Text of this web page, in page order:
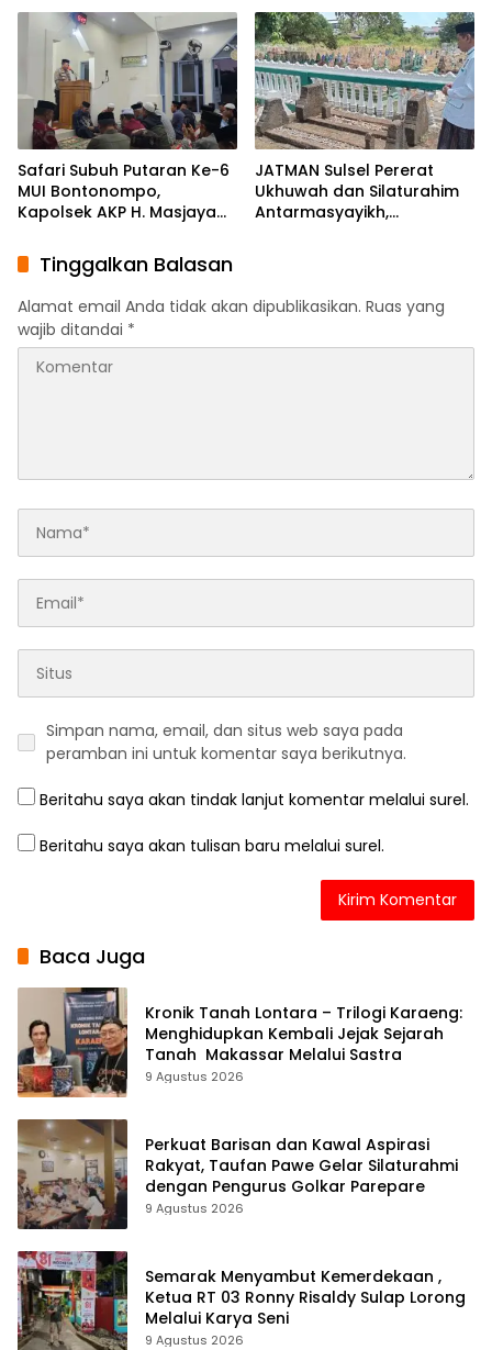
Maros
Safari Subuh Putaran Ke-6
MUI Bontonompo,
Kapolsek AKP H. Masjaya
Masyarakat Jaga
Kamtibmas
JATMAN Sulsel Pererat
Ukhuwah dan Silaturahim
Antarmasyayikh,
Tinggalkan Balasan
Alamat email Anda tidak akan dipublikasikan. Ruas yang
wajib ditandai *
Simpan nama, email, dan situs web saya pada
peramban ini untuk komentar saya berikutnya.
Beritahu saya akan tindak lanjut komentar melalui surel.
Beritahu saya akan tulisan baru melalui surel.
Baca Juga
Kronik Tanah Lontara – Trilogi Karaeng:
Menghidupkan Kembali Jejak Sejarah
Tanah Makassar Melalui Sastra
9 Agustus 2026
Perkuat Barisan dan Kawal Aspirasi
Rakyat, Taufan Pawe Gelar Silaturahmi
dengan Pengurus Golkar Parepare
9 Agustus 2026
Semarak Menyambut Kemerdekaan ,
Ketua RT 03 Ronny Risaldy Sulap Lorong
Melalui Karya Seni
9 Agustus 2026